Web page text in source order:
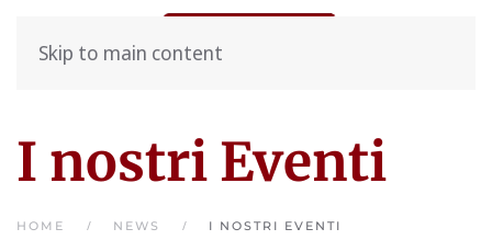
Skip to main content
I nostri Eventi
HOME NEWS I NOSTRI EVENTI